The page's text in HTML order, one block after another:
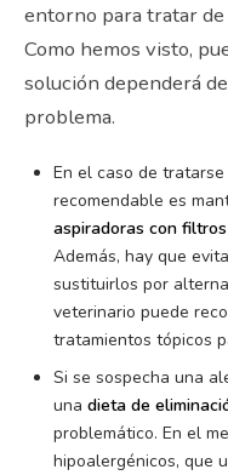
entorno para tratar
Como hemos visto,
solución dependerá
problema.
En el caso de
recomendable es
aspiradoras con
Además, hay que
sustituirlos por
veterinario puede
tratamientos tópicos
Si se sospecha una
una dieta de
problemático. En el
hipoalergénicos, que